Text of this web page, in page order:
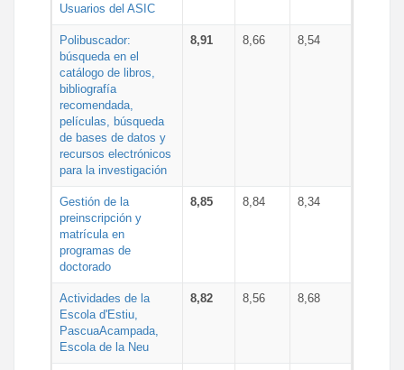
Usuarios del ASIC
Polibuscador:
búsqueda en el
catálogo de libros,
bibliografía
recomendada,
películas, búsqueda
de bases de datos y
recursos electrónicos
para la investigación
8,91 8,66 8,54
Gestión de la
preinscripción y
matrícula en
programas de
doctorado
8,85 8,84 8,34
Actividades de la
Escola d'Estiu,
PascuaAcampada,
Escola de la Neu
8,82 8,56 8,68